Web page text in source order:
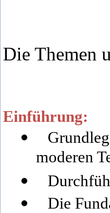
Die Themen
Einführung:
moderen
Die